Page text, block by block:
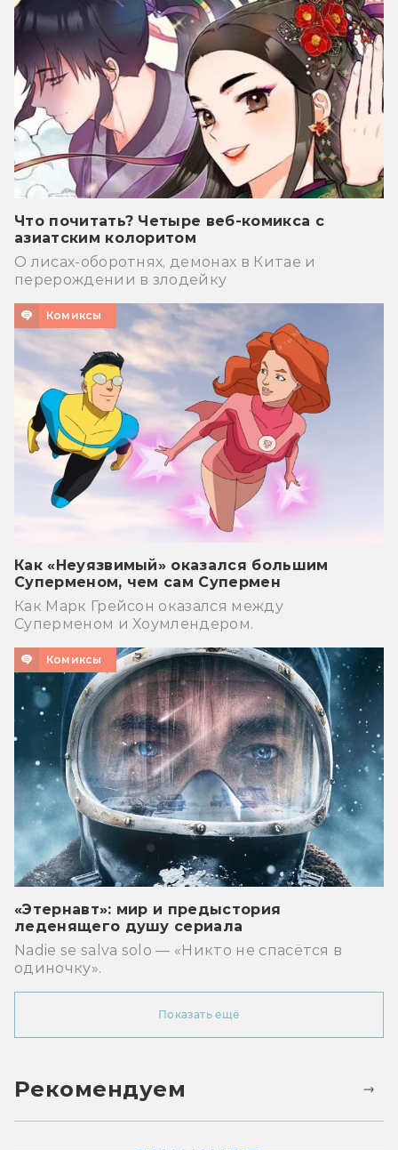
Что почитать? Четыре веб-комикса с
азиатским колоритом
О лисах-оборотнях, демонах в Китае и
перерождении в злодейку
Комиксы
Как «Неуязвимый» оказался большим
Суперменом, чем сам Супермен
Как Марк Грейсон оказался между
Суперменом и Хоумлендером.
Комиксы
«Этернавт»: мир и предыстория
леденящего душу сериала
Nadie se salva solo — «Никто не спасётся в
одиночку».
Показать ещё
Рекомендуем